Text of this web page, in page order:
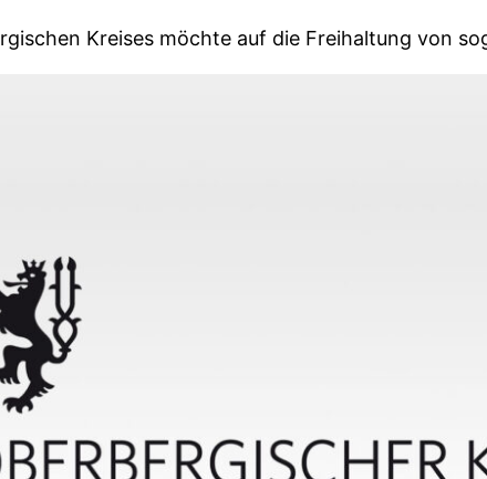
Kreises möchte auf die Freihaltung von